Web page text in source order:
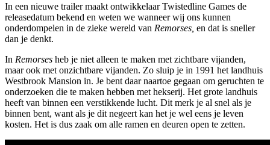
In een nieuwe trailer maakt ontwikkelaar Twistedline Games de
releasedatum bekend en weten we wanneer wij ons kunnen
onderdompelen in de zieke wereld van Remorses, en dat is sneller
dan je denkt.
In Remorses heb je niet alleen te maken met zichtbare vijanden,
maar ook met onzichtbare vijanden. Zo sluip je in 1991 het landhuis
Westbrook Mansion in. Je bent daar naartoe gegaan om geruchten te
onderzoeken die te maken hebben met hekserij. Het grote landhuis
heeft van binnen een verstikkende lucht. Dit merk je al snel als je
binnen bent, want als je dit negeert kan het je wel eens je leven
kosten. Het is dus zaak om alle ramen en deuren open te zetten.